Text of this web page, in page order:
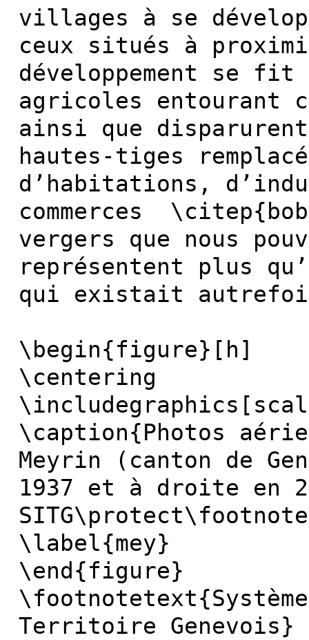
villages à se
ceux situés à
développement se fit
agricoles entourant
ainsi que
hautes-tiges
d’habitations,
commerces
vergers que nous
représentent plus
qui existait
\begin{figure}[h]
\centering
\caption{Photos
Meyrin (canton de
1937 et à droite en
\label{mey}
\end{figure}
Territoire Genevois}